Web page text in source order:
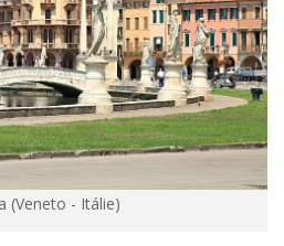
(Veneto - Itálie)